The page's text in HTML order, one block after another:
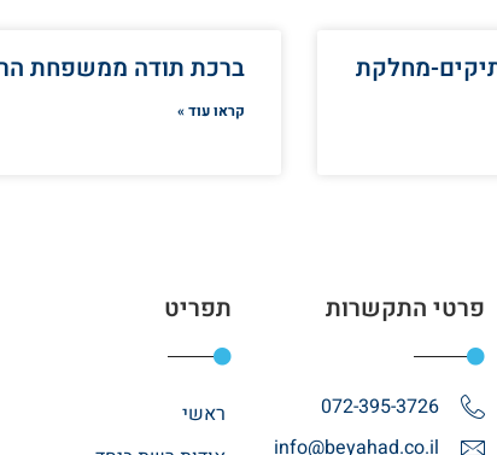
מחלקת
ברכת תודה ממשפחת
קראו עוד »
פרטי התקשרות
072-395-3726
info@beyahad.co.il
תפריט
ראשי